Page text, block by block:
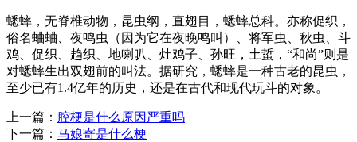
蟋蟀，无脊椎动物，昆虫纲，直翅目，蟋蟀总科。亦称促织，
俗名蛐蛐、夜鸣虫（因为它在夜晚鸣叫）、将军虫、秋虫、斗
鸡、促织、趋织、地喇叭、灶鸡子、孙旺，土蜇，“和尚”则是
对蟋蟀生出双翅前的叫法。据研究，蟋蟀是一种古老的昆虫，
至少已有1.4亿年的历史，还是在古代和现代玩斗的对象。
上一篇： 腔梗是什么原因严重吗
下一篇： 马娘寄是什么梗